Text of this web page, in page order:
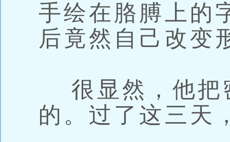
手绘在胳膊上的
后竟然自己改变
很显然，他把
的。过了这三天